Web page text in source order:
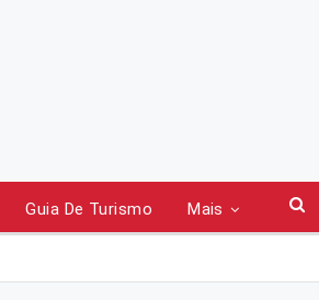
Guia De Turismo Mais